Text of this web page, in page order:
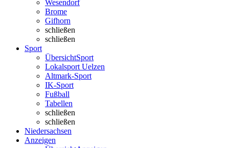
Wesendorf
Brome
Gifhorn
schließen
schließen
Sport
ÜbersichtSport
Lokalsport Uelzen
Altmark-Sport
IK-Sport
Fußball
Tabellen
schließen
schließen
Niedersachsen
Anzeigen